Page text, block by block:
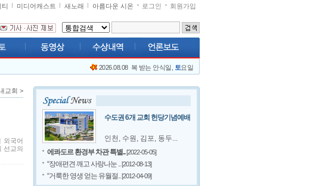
티 미디어캐스트 새노래 아름다운 시온 로그인 회원가입
2026.08.08 복 받는 안식일, 토요일
교회 >
외국어
선교의
수도권 6개 교회 헌당기념예배
인천, 수원, 김포, 동두...
에콰도르 환경부 차관 특별..[2022-05-05]
“장애편견 깨고 사랑나눈 ..
[2012-08-13]
“거룩한 영생 얻는 유월절.. [2012-04-09]